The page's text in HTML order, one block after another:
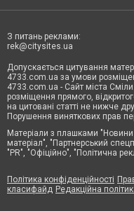
З питань реклами:
rek@citysites.ua
Допускається цитування
4733.com.ua за умови
4733.com.ua - Сайт міста
розміщення прямого,
на цитовані статті не нижче
Порушення виняткових прав
Матеріали з плашками
матеріал", "Партнерський
"PR", "Офіційно", "Політична
Політика конфіденційності
класифайд Редакційна